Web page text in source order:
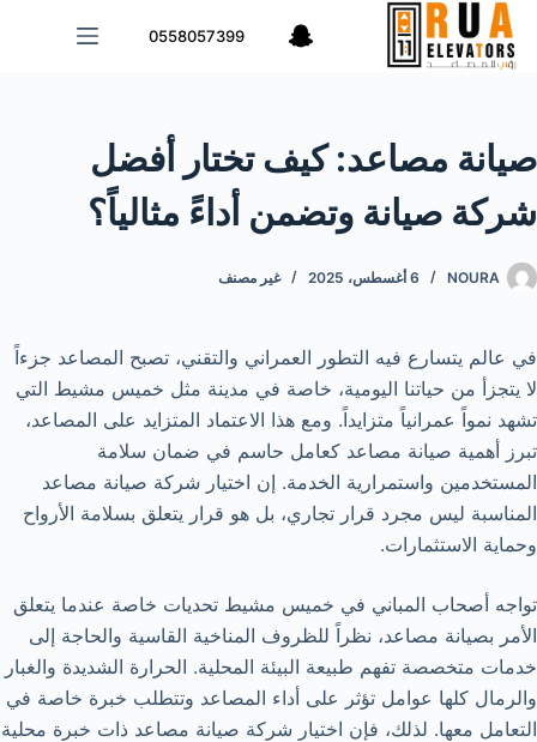
التجاوز
إلى
المحتوى
0558057399
صيانة مصاعد: كيف تختار أفضل
شركة صيانة وتضمن أداءً مثالياً؟
NOURA 6 أغسطس، 2025 غير مصنف
في عالم يتسارع فيه التطور العمراني والتقني، تصبح المصاعد جزءاً
لا يتجزأ من حياتنا اليومية، خاصة في مدينة مثل خميس مشيط التي
تشهد نمواً عمرانياً متزايداً. ومع هذا الاعتماد المتزايد على المصاعد،
تبرز أهمية صيانة مصاعد كعامل حاسم في ضمان سلامة
المستخدمين واستمرارية الخدمة. إن اختيار شركة صيانة مصاعد
المناسبة ليس مجرد قرار تجاري، بل هو قرار يتعلق بسلامة الأرواح
وحماية الاستثمارات.
تواجه أصحاب المباني في خميس مشيط تحديات خاصة عندما يتعلق
الأمر بصيانة مصاعد، نظراً للظروف المناخية القاسية والحاجة إلى
خدمات متخصصة تفهم طبيعة البيئة المحلية. الحرارة الشديدة والغبار
والرمال كلها عوامل تؤثر على أداء المصاعد وتتطلب خبرة خاصة في
التعامل معها. لذلك، فإن اختيار شركة صيانة مصاعد ذات خبرة محلية